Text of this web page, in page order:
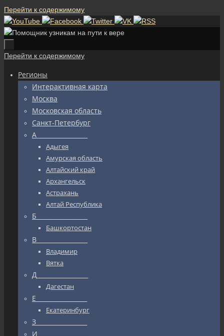
Перейти к содержимому
Перейти к содержимому
Регионы
Интерактивная карта
Москва
Московская область
Санкт-Петербург
А_________________
Адыгея
Амурская область
Алтайский край
Архангельск
Астрахань
Алтай Республика
Б_________________
Башкортостан
В_________________
Владимир
Вятка
Д_________________
Дагестан
Е_________________
Екатеринбург
З_________________
И_________________